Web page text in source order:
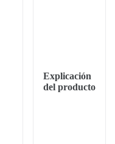
Explicación
del producto